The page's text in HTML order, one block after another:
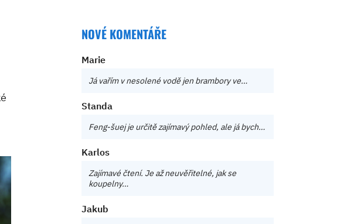
NOVÉ KOMENTÁŘE
Marie
Já vařím v nesolené vodě jen brambory ve…
Standa
Feng-šuej je určitě zajímavý pohled, ale já bych…
Karlos
Zajímavé čtení. Je až neuvěřitelné, jak se
koupelny…
Jakub